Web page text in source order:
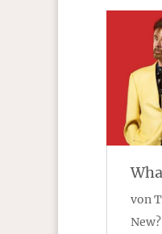
von
New?